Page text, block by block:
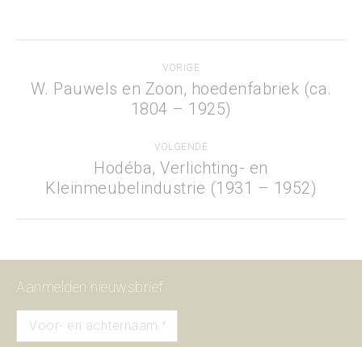
navigation
VORIGE
Previous
project:
W. Pauwels en Zoon, hoedenfabriek (ca.
1804 – 1925)
VOLGENDE
Next
project:
Hodéba, Verlichting- en
Kleinmeubelindustrie (1931 – 1952)
Aanmelden nieuwsbrief